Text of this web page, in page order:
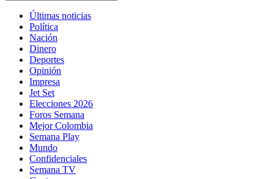
Últimas noticias
Política
Nación
Dinero
Deportes
Opinión
Impresa
Jet Set
Elecciones 2026
Foros Semana
Mejor Colombia
Semana Play
Mundo
Confidenciales
Semana TV